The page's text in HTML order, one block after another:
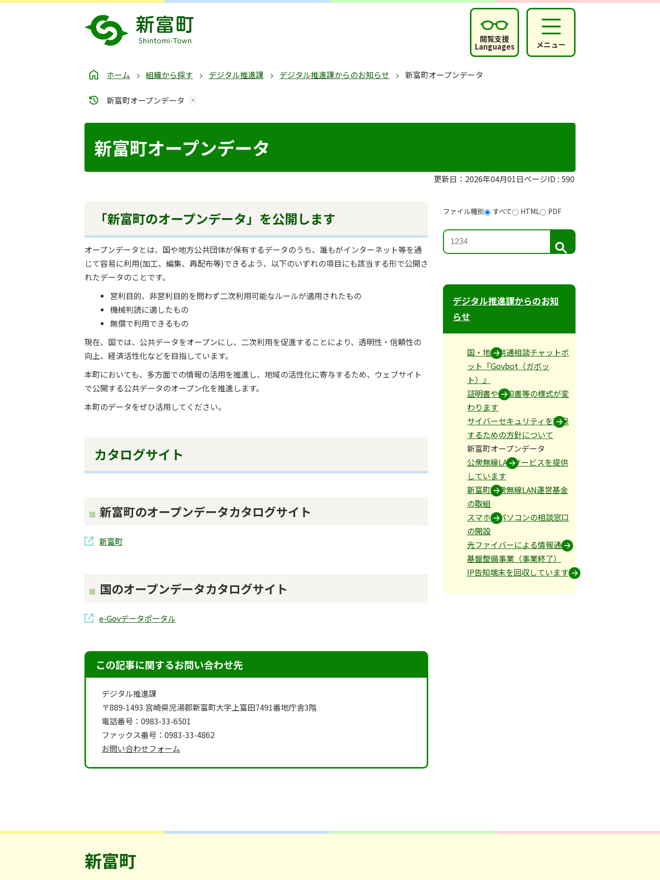
閲覧支援
Languages メニュー
ホーム 組織から探す デジタル推進課 デジタル推進課からのお知らせ 新富町オープンデータ
新富町オープンデータ
新富町オープンデータ
更新日：2026年04月01日ページID : 590
「新富町のオープンデータ」を公開します
オープンデータとは、国や地方公共団体が保有するデータのうち、誰もがインターネット等を通
じて容易に利用(加工、編集、再配布等)できるよう、以下のいずれの項目にも該当する形で公開さ
れたデータのことです。
営利目的、非営利目的を問わず二次利用可能なルールが適用されたもの
機械判読に適したもの
無償で利用できるもの
現在、国では、公共データをオープンにし、二次利用を促進することにより、透明性・信頼性の
向上、経済活性化などを目指しています。
本町においても、多方面での情報の活用を推進し、地域の活性化に寄与するため、ウェブサイト
で公開する公共データのオープン化を推進します。
本町のデータをぜひ活用してください。
カタログサイト
新富町のオープンデータカタログサイト
新富町
国のオープンデータカタログサイト
e-Govデータポータル
この記事に関するお問い合わせ先
デジタル推進課
〒889-1493 宮崎県児湯郡新富町大字上富田7491番地庁舎3階
電話番号：0983-33-6501
ファックス番号：0983-33-4862
お問い合わせフォーム
ファイル種別 すべて HTML PDF
検
索
デジタル推進課からのお知
らせ
国・地方共通相談チャットボ
ット『Govbot（ガボッ
ト）』
証明書や通知書等の様式が変
わります
サイバーセキュリティを確保
するための方針について
新富町オープンデータ
公衆無線LANサービスを提供
しています
新富町公衆無線LAN運営基金
の取組
スマホ・パソコンの相談窓口
の開設
光ファイバーによる情報通信
基盤整備事業（事業終了）
IP告知端末を回収しています
新富町